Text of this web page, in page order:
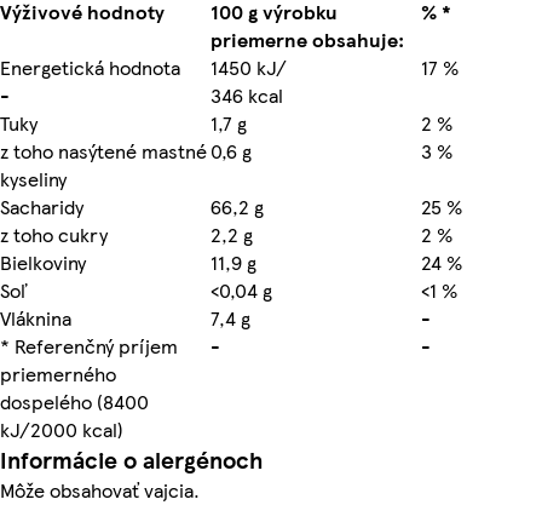
Výživové hodnoty
100 g výrobku
priemerne obsahuje:
% *
Energetická hodnota
1450 kJ/
17 %
-
346 kcal
Tuky
1,7 g
2 %
z toho nasýtené mastné
kyseliny
0,6 g
3 %
Sacharidy
66,2 g
25 %
z toho cukry
2,2 g
2 %
Bielkoviny
11,9 g
24 %
Soľ
<0,04 g
<1 %
Vláknina
7,4 g
-
* Referenčný príjem
priemerného
dospelého (8400
kJ/2000 kcal)
- -
Informácie o alergénoch
Môže obsahovať vajcia.